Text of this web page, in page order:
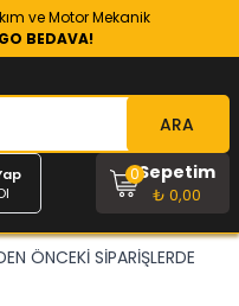
ve Motor Mekanik
BEDAVA!
ARA
Sepetim
₺ 0,00
0
ÖNCEKİ SİPARİŞLERDE